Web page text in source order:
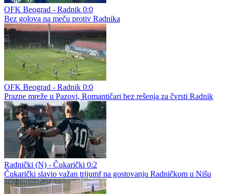
OFK Beograd - Radnik 0:0
Bez golova na meču protiv Radnika
OFK Beograd - Radnik 0:0
Prazne mreže u Pazovi, Romantičari bez rešenja za čvrsti Radnik
Radnički (N) - Čukarički 0:2
Čukarički slavio važan trijumf na gostovanju Radničkom u Nišu